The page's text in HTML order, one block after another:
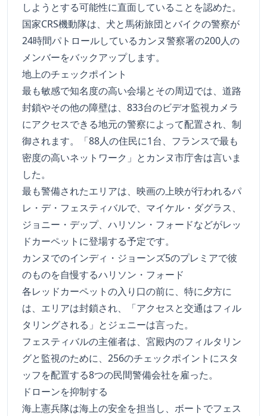
しようとする可能性に直面していることを認めた。
国家CRS機動隊は、犬と馬術旅団とバイクの警察が
24時間パトロールしているカンヌ警察署の200人の
メンバーをバックアップします。
地上のチェックポイント
最も敏感で知名度の高い会場とその周辺では、道路
封鎖やその他の障壁は、833台のビデオ監視カメラ
にアクセスできる地元の警察によって配置され、制
御されます。「88人の住民に1台、フランスで最も
密度の高いネットワーク」とカンヌ市庁舎は言いま
した。
最も警備されたエリアは、映画の上映が行われるパ
レ・デ・フェスティバルで、マイケル・ダグラス、
ジョニー・デップ、ハリソン・フォードなどがレッ
ドカーペットに登場する予定です。
カンヌでのインディ・ジョーンズ5のプレミアで彼
のものを自慢するハリソン・フォード
各レッドカーペットの入り口の前に、特に夕方に
は、エリアは封鎖され、「アクセスと交通はフィル
タリングされる」とジェニーは言った。
フェスティバルの主催者は、宮殿内のフィルタリン
グと監視のために、256のチェックポイントにスタ
ッフを配置する8つの民間警備会社を雇った。
ドローンを抑制する
海上憲兵隊は海上の安全を担当し、ボートでフェス